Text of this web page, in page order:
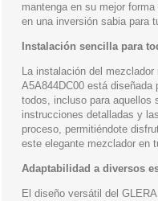
mantenga en su mejor
en una inversión sabia para
Instalación sencilla para
La instalación del
A5A844DC00 está
todos, incluso para aquellos
instrucciones detalladas y
proceso, permitiéndote
este elegante mezclador en
Adaptabilidad a diversos
El diseño versátil del